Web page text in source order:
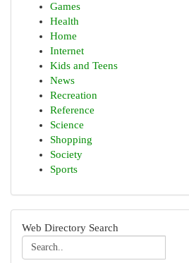
Games
Health
Home
Internet
Kids and Teens
News
Recreation
Reference
Science
Shopping
Society
Sports
Web Directory Search